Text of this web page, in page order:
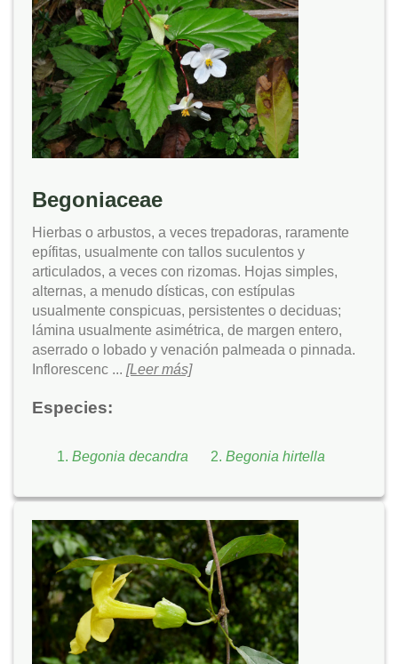
Begoniaceae
Hierbas o arbustos, a veces trepadoras, raramente
epífitas, usualmente con tallos suculentos y
articulados, a veces con rizomas. Hojas simples,
alternas, a menudo dísticas, con estípulas
usualmente conspicuas, persistentes o deciduas;
lámina usualmente asimétrica, de margen entero,
aserrado o lobado y venación palmeada o pinnada.
Inflorescenc ... [Leer más]
Especies:
Begonia decandra Begonia hirtella